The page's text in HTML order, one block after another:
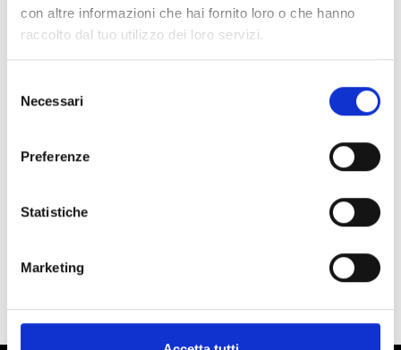
con altre informazioni che hai fornito loro o che hanno
raccolto dal tuo utilizzo dei loro servizi.
delNecessari
Preferenze
Statistiche
Marketing
Edea
No disponible
(€ 24,59 Tax excl.)